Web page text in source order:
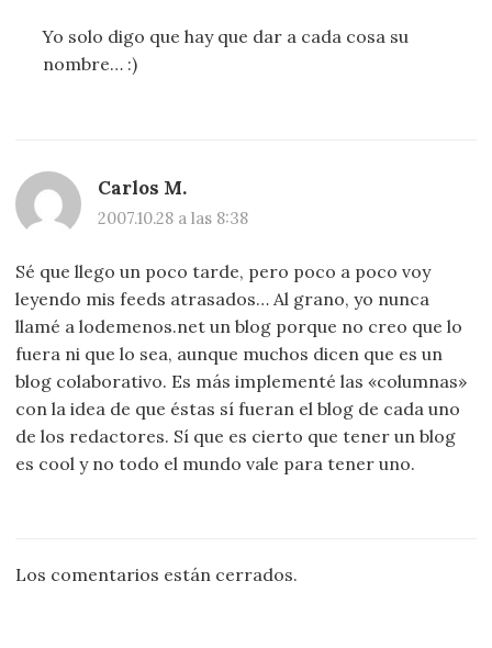
Yo solo digo que hay que dar a cada cosa su
nombre… :)
Carlos M.
2007.10.28 a las 8:38
Sé que llego un poco tarde, pero poco a poco voy
leyendo mis feeds atrasados… Al grano, yo nunca
llamé a lodemenos.net un blog porque no creo que lo
fuera ni que lo sea, aunque muchos dicen que es un
blog colaborativo. Es más implementé las «columnas»
con la idea de que éstas sí fueran el blog de cada uno
de los redactores. Sí que es cierto que tener un blog
es cool y no todo el mundo vale para tener uno.
Los comentarios están cerrados.